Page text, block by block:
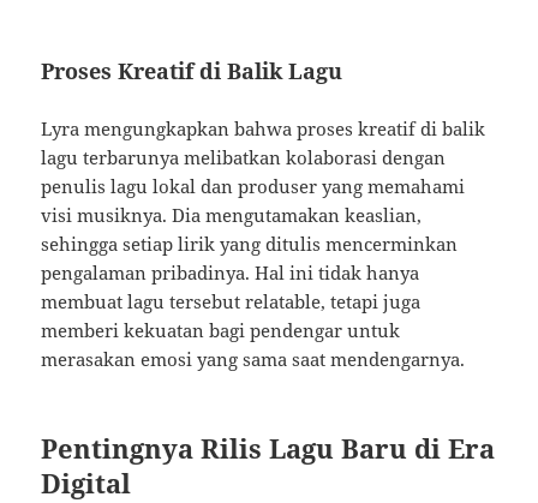
Proses Kreatif di Balik Lagu
Lyra mengungkapkan bahwa proses kreatif di balik
lagu terbarunya melibatkan kolaborasi dengan
penulis lagu lokal dan produser yang memahami
visi musiknya. Dia mengutamakan keaslian,
sehingga setiap lirik yang ditulis mencerminkan
pengalaman pribadinya. Hal ini tidak hanya
membuat lagu tersebut relatable, tetapi juga
memberi kekuatan bagi pendengar untuk
merasakan emosi yang sama saat mendengarnya.
Pentingnya Rilis Lagu Baru di Era
Digital